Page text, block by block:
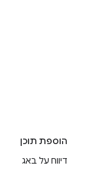
הוספת תוכן
דיווח על באג